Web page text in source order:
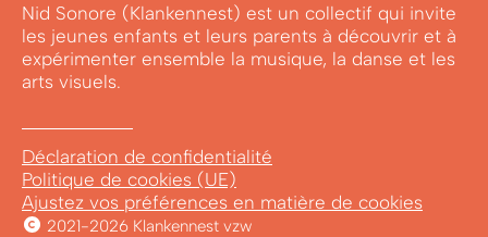
Nid Sonore (Klankennest) est un collectif qui invite
les jeunes enfants et leurs parents à découvrir et à
expérimenter ensemble la musique, la danse et les
arts visuels.
Déclaration de confidentialité
Politique de cookies (UE)
Ajustez vos préférences en matière de cookies
2021-2026 Klankennest vzw